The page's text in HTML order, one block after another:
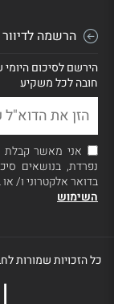
הרשמה לדיוור
הירשם לסיכום היומי
חובה לכל משקיע
אני מאשר קבלת
נפרדת, בנושאים
בדואר אלקטרוני ו/
השימוש
כל הזכויות שמורות